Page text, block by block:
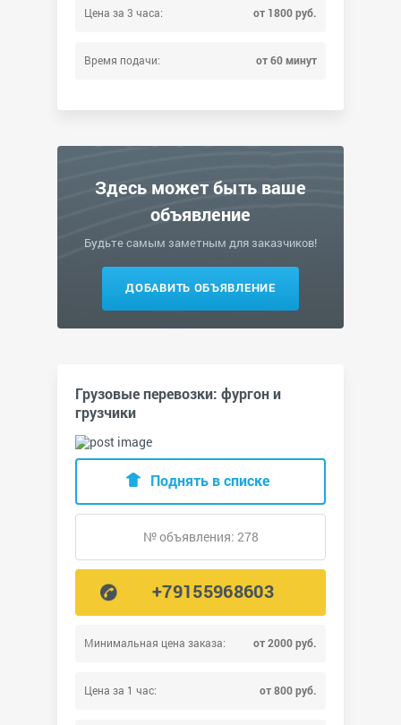
Цена за 3 часа: от 1800 руб.
Время подачи: от 60 минут
Здесь может быть ваше
объявление
Будьте самым заметным для заказчиков!
ДОБАВИТЬ ОБЪЯВЛЕНИЕ
Грузовые перевозки: фургон и
грузчики
Минимальная цена заказа: от 2000 руб.
Цена за 1 час: от 800 руб.
Поднять в списке
№ объявления: 278
+79155968603